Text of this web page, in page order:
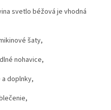
svetlo béžová je vhodná
šaty,
nohavice,
doplnky,